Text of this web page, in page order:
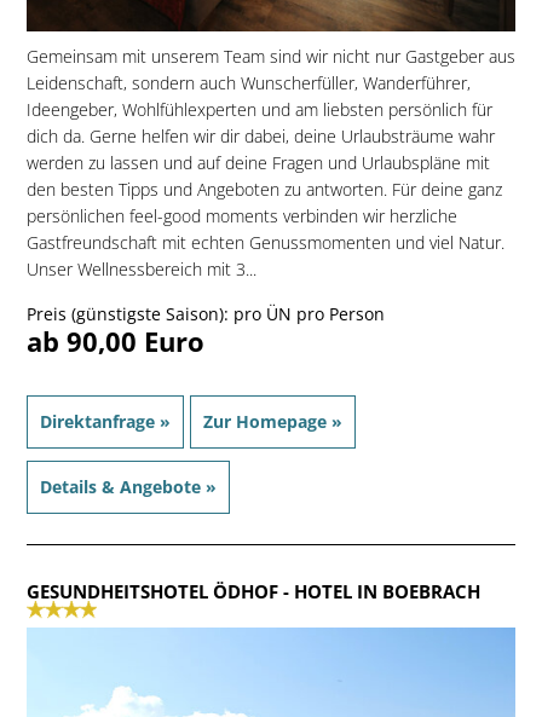
Gemeinsam mit unserem Team sind wir nicht nur Gastgeber aus
Leidenschaft, sondern auch Wunscherfüller, Wanderführer,
Ideengeber, Wohlfühlexperten und am liebsten persönlich für
dich da. Gerne helfen wir dir dabei, deine Urlaubsträume wahr
werden zu lassen und auf deine Fragen und Urlaubspläne mit
den besten Tipps und Angeboten zu antworten. Für deine ganz
persönlichen feel-good moments verbinden wir herzliche
Gastfreundschaft mit echten Genussmomenten und viel Natur.
Unser Wellnessbereich mit 3...
Preis (günstigste Saison): pro ÜN pro Person
ab 90,00 Euro
Direktanfrage » Zur Homepage »
Details & Angebote »
GESUNDHEITSHOTEL ÖDHOF- HOTEL IN BOEBRACH